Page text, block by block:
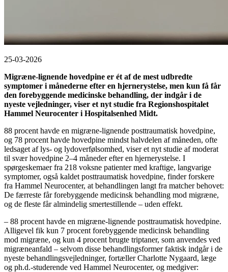
25-03-2026
Migræne-lignende hovedpine er ét af de mest udbredte
symptomer i månederne efter en hjernerystelse, men kun få får
den forebyggende medicinske behandling, der indgår i de
nyeste vejledninger, viser et nyt studie fra Regionshospitalet
Hammel Neurocenter i Hospitalsenhed Midt.
88 procent havde en migræne-lignende posttraumatisk hovedpine,
og 78 procent havde hovedpine mindst halvdelen af måneden, ofte
ledsaget af lys- og lydoverfølsomhed, viser et nyt studie af moderat
til svær hovedpine 2–4 måneder efter en hjernerystelse. I
spørgeskemaer fra 218 voksne patienter med kraftige, langvarige
symptomer, også kaldet posttraumatisk hovedpine, finder forskere
fra Hammel Neurocenter, at behandlingen langt fra matcher behovet:
De færreste får forebyggende medicinsk behandling mod migræne,
og de fleste får almindelig smertestillende – uden effekt.
– 88 procent havde en migræne-lignende posttraumatisk hovedpine.
Alligevel fik kun 7 procent forebyggende medicinsk behandling
mod migræne, og kun 4 procent brugte triptaner, som anvendes ved
migræneanfald – selvom disse behandlingsformer faktisk indgår i de
nyeste behandlingsvejledninger, fortæller Charlotte Nygaard, læge
og ph.d.-studerende ved Hammel Neurocenter, og medgiver: